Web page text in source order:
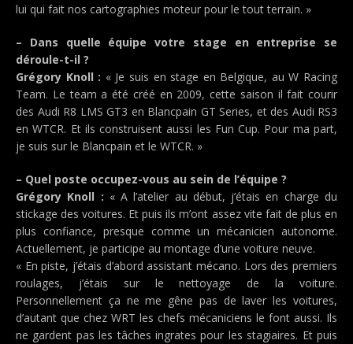
lui qui fait nos cartographies moteur pour le tout terrain. »
– Dans quelle équipe votre stage en entreprise se
déroule-t-il ?
Grégory Knoll : « Je suis en stage en Belgique, au W Racing
Team. Le team a été créé en 2009, cette saison il fait courir
des Audi R8 LMS GT3 en Blancpain GT Series, et des Audi RS3
en WTCR. Et ils construisent aussi les Fun Cup. Pour ma part,
je suis sur le Blancpain et le WTCR. »
– Quel poste occupez-vous au sein de l’équipe ?
Grégory Knoll : « A l’atelier au début, j’étais en charge du
stickage des voitures. Et puis ils m’ont assez vite fait de plus en
plus confiance, presque comme un mécanicien autonome.
Actuellement, je participe au montage d’une voiture neuve.
« En piste, j’étais d’abord assistant mécano. Lors des premiers
roulages, j’étais sur le nettoyage de la voiture.
Personnellement ça ne me gêne pas de laver les voitures,
d’autant que chez WRT les chefs mécaniciens le font aussi. Ils
ne gardent pas les tâches ingrates pour les stagiaires. Et puis